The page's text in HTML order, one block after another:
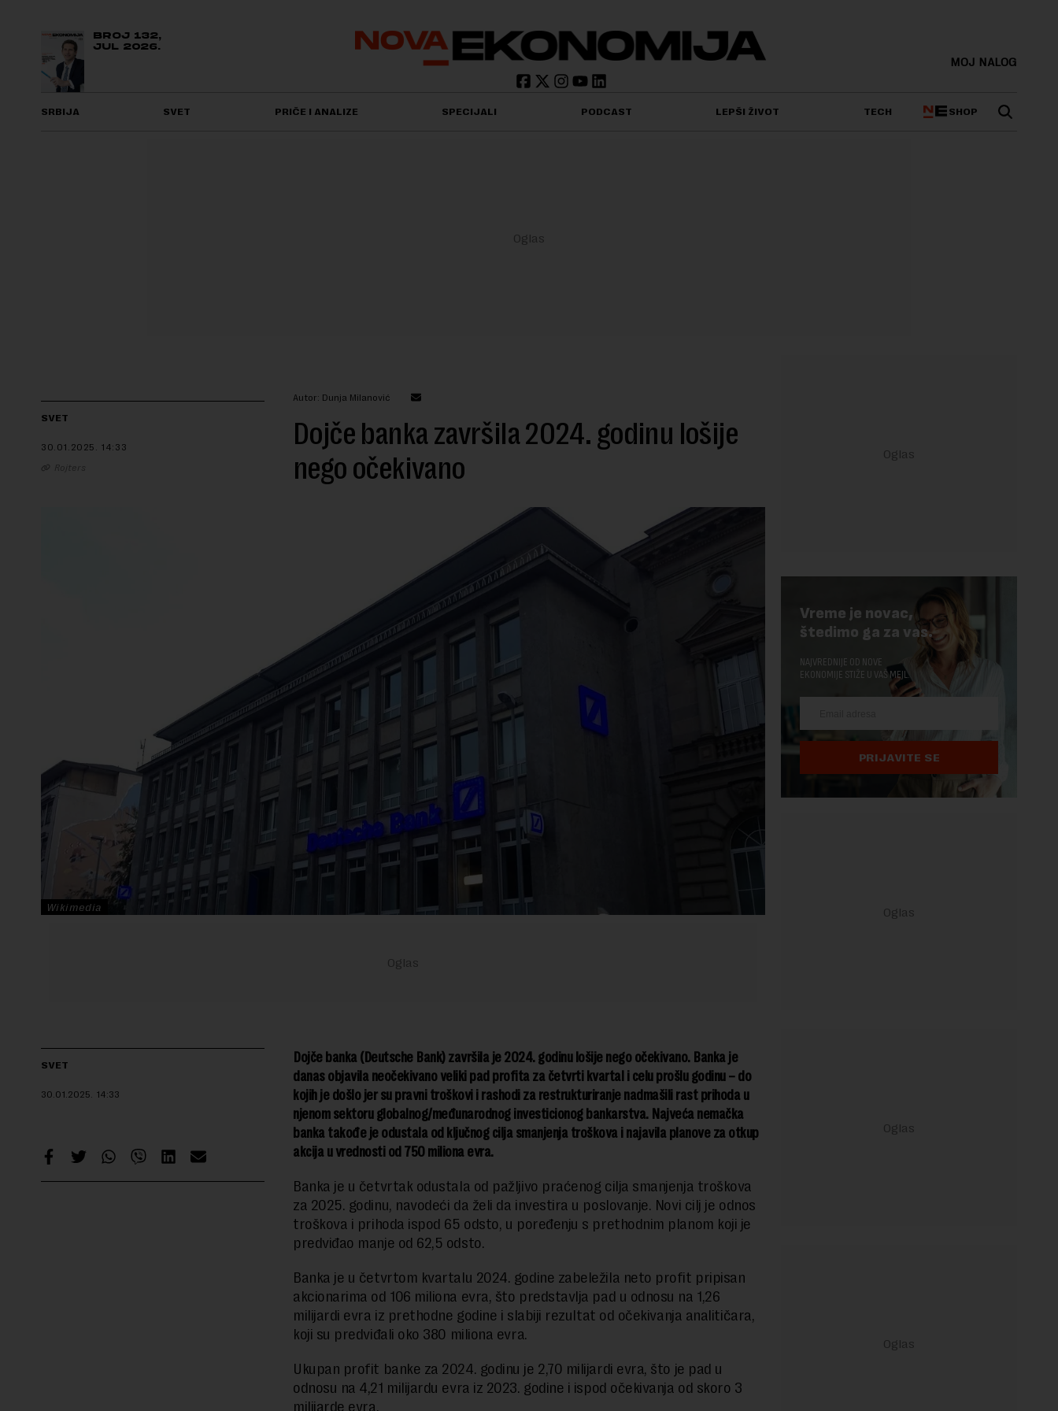
BROJ 132,
JUL 2026.
MOJ NALOG
SRBIJA SVET PRIČE I ANALIZE SPECIJALI PODCAST LEPŠI ŽIVOT TECH SHOP
SVET
30.01.2025. 14:33
Rojters
Autor: Dunja Milanović
Dojče banka završila 2024. godinu lošije
nego očekivano
Wikimedia
SVET
30.01.2025. 14:33
Dojče banka (Deutsche Bank) završila je 2024. godinu lošije nego očekivano. Banka je
danas objavila neočekivano veliki pad profita za četvrti kvartal i celu prošlu godinu – do
kojih je došlo jer su pravni troškovi i rashodi za restrukturiranje nadmašili rast prihoda u
njenom sektoru globalnog/međunarodnog investicionog bankarstva. Najveća nemačka
banka takođe je odustala od ključnog cilja smanjenja troškova i najavila planove za otkup
akcija u vrednosti od 750 miliona evra.
Banka je u četvrtak odustala od pažljivo praćenog cilja smanjenja troškova
za 2025. godinu, navodeći da želi da investira u poslovanje. Novi cilj je odnos
troškova i prihoda ispod 65 odsto, u poređenju s prethodnim planom koji je
predviđao manje od 62,5 odsto.
Banka je u četvrtom kvartalu 2024. godine zabeležila neto profit pripisan
akcionarima od 106 miliona evra, što predstavlja pad u odnosu na 1,26
milijardi evra iz prethodne godine i slabiji rezultat od očekivanja analitičara,
koji su predviđali oko 380 miliona evra.
Ukupan profit banke za 2024. godinu je 2,70 milijardi evra, što je pad u
odnosu na 4,21 milijardu evra iz 2023. godine i ispod očekivanja od skoro 3
milijarde evra.
Vreme je novac,
štedimo ga za vas.
NAJVREDNIJE OD NOVE
EKONOMIJE STIŽE U VAŠ MEJL.
PRIJAVITE SE